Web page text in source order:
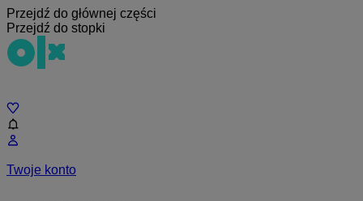
Przejdź do głównej części
Przejdź do stopki
Twoje konto